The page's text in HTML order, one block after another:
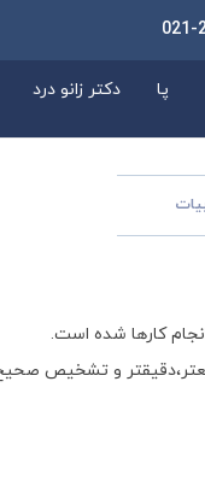
پا دکتر زانو درد
کارها شده است.
و تشخیص